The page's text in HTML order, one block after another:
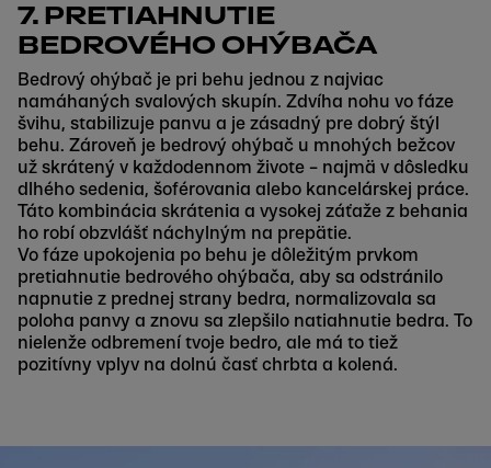
7. PRETIAHNUTIE
BEDROVÉHO OHÝBAČA
Bedrový ohýbač je pri behu jednou z najviac
namáhaných svalových skupín. Zdvíha nohu vo fáze
švihu, stabilizuje panvu a je zásadný pre dobrý štýl
behu. Zároveň je bedrový ohýbač u mnohých bežcov
už skrátený v každodennom živote – najmä v dôsledku
dlhého sedenia, šoférovania alebo kancelárskej práce.
Táto kombinácia skrátenia a vysokej záťaže z behania
ho robí obzvlášť náchylným na prepätie.
Vo fáze upokojenia po behu je dôležitým prvkom
pretiahnutie bedrového ohýbača, aby sa odstránilo
napnutie z prednej strany bedra, normalizovala sa
poloha panvy a znovu sa zlepšilo natiahnutie bedra. To
nielenže odbremení tvoje bedro, ale má to tiež
pozitívny vplyv na dolnú časť chrbta a kolená.